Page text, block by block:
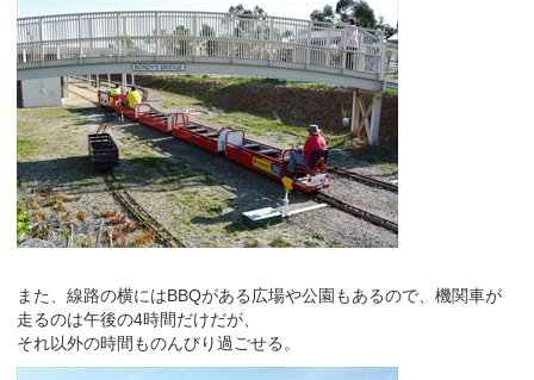
また、線路の横にはBBQがある広場や公園もあるので、機関車が
走るのは午後の4時間だけだが、
それ以外の時間ものんびり過ごせる。